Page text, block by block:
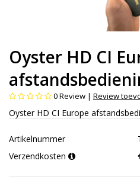
Oyster HD CI
0Review | Review
Oyster HD CI Europe
Artikelnummer
Verzendkosten